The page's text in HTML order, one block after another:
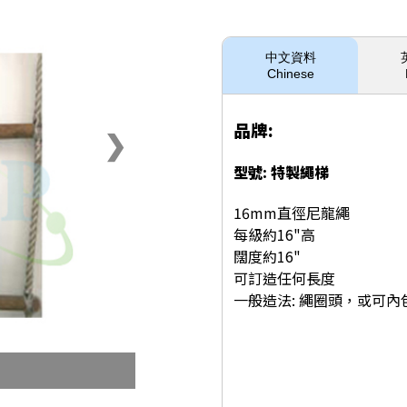
❯
中文資料
Chinese
品牌:
型號: 特製繩梯
16mm直徑尼龍繩
每級約16"高
闊度約16"
可訂造任何長度
一般造法: 繩圈頭，或可內